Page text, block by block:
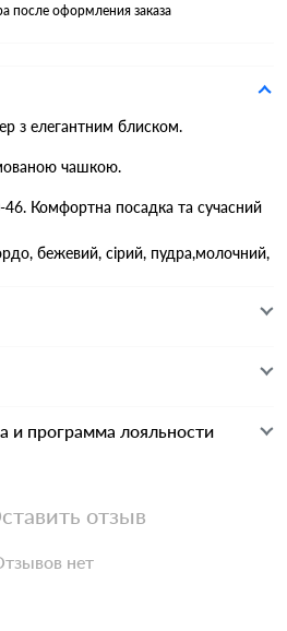
после оформления заказа
з елегантним блиском.
чашкою.
46. Комфортна посадка та сучасний
бежевий, сірий, пудра,молочний,
и программа лояльности
отзыв
нет